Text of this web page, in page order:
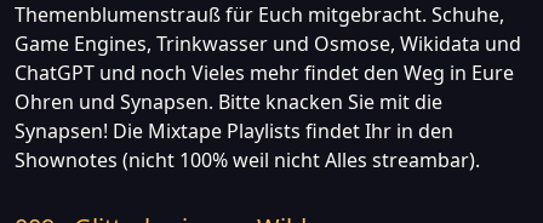
Themenblumenstrauß für Euch mitgebracht. Schuhe,
Game Engines, Trinkwasser und Osmose, Wikidata und
ChatGPT und noch Vieles mehr findet den Weg in Eure
Ohren und Synapsen. Bitte knacken Sie mit die
Synapsen! Die Mixtape Playlists findet Ihr in den
Shownotes (nicht 100% weil nicht Alles streambar).